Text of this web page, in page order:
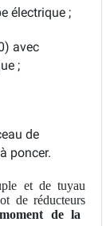
électrique ;
avec
;
de
poncer.
et de tuyau
de réducteurs
de la